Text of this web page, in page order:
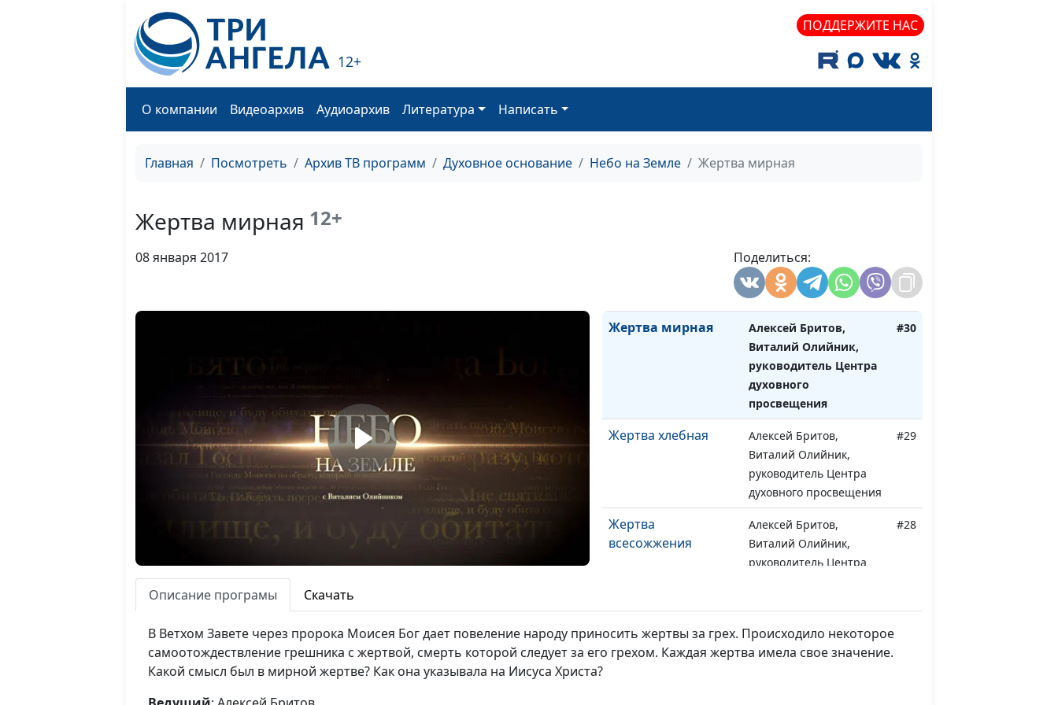
12+
ПОДДЕРЖИТЕ НАС
О компании Видеоархив Аудиоархив Литература Написать
Главная Посмотреть Архив ТВ программ Духовное основание Небо на Земле Жертва мирная
Жертва мирная 12+
08 января 2017 Поделиться:
богословия и Эдуард
преподаватель кафедры
Виталий Олийник,
Виталий Олийник,
руководитель Центра
духовного просвещения
Жертва мирная
Алексей Бритов,
Виталий Олийник,
руководитель Центра
духовного
просвещения
#30
Жертва хлебная
Алексей Бритов,
Виталий Олийник,
руководитель Центра
духовного просвещения
#29
Жертва
всесожжения
Алексей Бритов,
Виталий Олийник,
руководитель Центра
#28
Прекращение
жертв
Алексей Бритов,
Виталий Олийник,
руководитель Центра
#27
Описание програмы Скачать
В Ветхом Завете через пророка Моисея Бог дает повеление народу приносить жертвы за грех. Происходило некоторое
самоотождествление грешника с жертвой, смерть которой следует за его грехом. Каждая жертва имела свое значение.
Какой смысл был в мирной жертве? Как она указывала на Иисуса Христа?